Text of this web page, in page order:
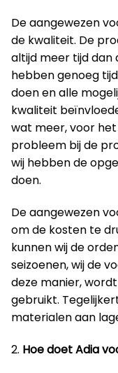
De aangewezen
de kwaliteit. De
altijd meer tijd dan
hebben genoeg
doen en alle
kwaliteit
wat meer, voor
probleem bij de
wij hebben de
doen.
De aangewezen
om de kosten te
kunnen wij de
seizoenen, wij de
deze manier,
gebruikt.
materialen aan
2. Hoe doet Adia